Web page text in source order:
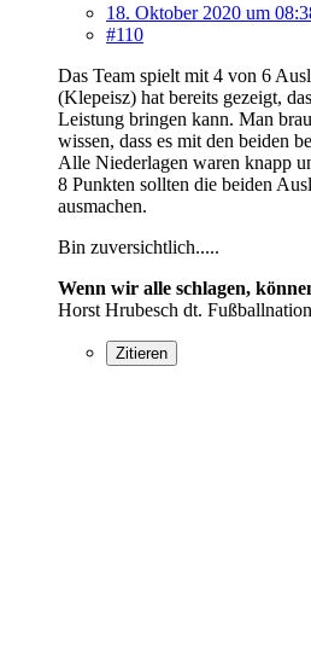
18. Oktober 2020 um
#110
Das Team spielt mit 4 von 6
(Klepeisz) hat bereits gezeigt,
Leistung bringen kann. Man
wissen, dass es mit den beiden
Alle Niederlagen waren knapp
8 Punkten sollten die beiden
ausmachen.
Bin zuversichtlich.....
Wenn wir alle schlagen,
Horst Hrubesch dt.
Zitieren